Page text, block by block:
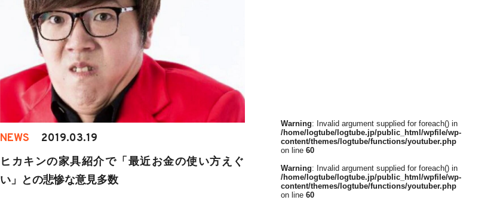
NEWS 2019.03.19
ヒカキンの家具紹介で「最近お金の使い方えぐ
い」との悲惨な意見多数
Warning: Invalid argument supplied for foreach() in
/home/logtube/logtube.jp/public_html/wpfile/wp-
content/themes/logtube/functions/youtuber.php
on line 60
Warning: Invalid argument supplied for foreach() in
/home/logtube/logtube.jp/public_html/wpfile/wp-
content/themes/logtube/functions/youtuber.php
on line 60